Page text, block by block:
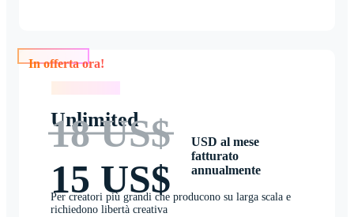
Unlimited
18 US$
15 US$
USD al mese
fatturato
annualmente
Per creatori più grandi che producono su larga scala e
richiedono libertà creativa